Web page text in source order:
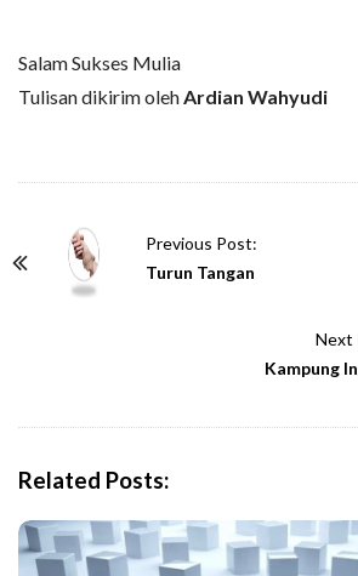
Salam Sukses Mulia
Tulisan dikirim olehArdian Wahyudi
Previous Post:
Turun Tangan
Next
Kampung
Related Posts: